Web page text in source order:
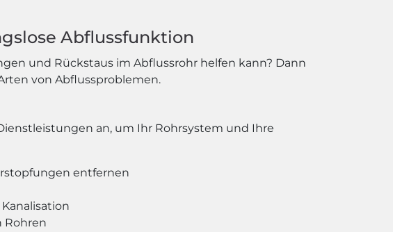
Abflussfunktion
und Rückstaus im Abflussrohr helfen kann? Dann
von Abflussproblemen.
an, um Ihr Rohrsystem und Ihre
entfernen
Rohren